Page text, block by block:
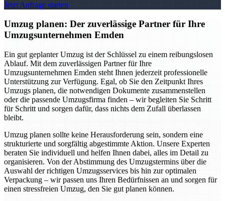
Jetzt Anfrage starten
Umzug planen: Der zuverlässige Partner für Ihre
Umzugsunternehmen Emden
Ein gut geplanter Umzug ist der Schlüssel zu einem reibungslosen
Ablauf. Mit dem zuverlässigen Partner für Ihre
Umzugsunternehmen Emden steht Ihnen jederzeit professionelle
Unterstützung zur Verfügung. Egal, ob Sie den Zeitpunkt Ihres
Umzugs planen, die notwendigen Dokumente zusammenstellen
oder die passende Umzugsfirma finden – wir begleiten Sie Schritt
für Schritt und sorgen dafür, dass nichts dem Zufall überlassen
bleibt.
Umzug planen sollte keine Herausforderung sein, sondern eine
strukturierte und sorgfältig abgestimmte Aktion. Unsere Experten
beraten Sie individuell und helfen Ihnen dabei, alles im Detail zu
organisieren. Von der Abstimmung des Umzugstermins über die
Auswahl der richtigen Umzugsservices bis hin zur optimalen
Verpackung – wir passen uns Ihren Bedürfnissen an und sorgen für
einen stressfreien Umzug, den Sie gut planen können.